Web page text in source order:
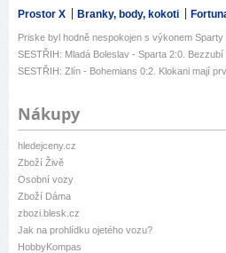
Prostor X Branky, body, kokoti
Priske byl hodně nespokojen s výkonem Sparty
SESTŘIH: Mladá Boleslav - Sparta 2:0. Bezzubí
SESTŘIH: Zlín - Bohemians 0:2. Klokani mají
Nákupy
hledejceny.cz
Zboží Živě
Osobní vozy
Zboží Dáma
zbozi.blesk.cz
Jak na prohlídku ojetého vozu?
HobbyKompas